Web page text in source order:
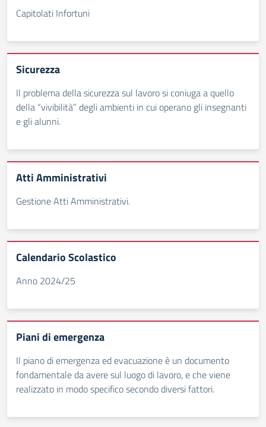
Capitolati Infortuni
Sicurezza
Il problema della sicurezza sul lavoro si coniuga a quello
della “vivibilità” degli ambienti in cui operano gli insegnanti
e gli alunni.
Atti Amministrativi
Gestione Atti Amministrativi.
Calendario Scolastico
Anno 2024/25
Piani di emergenza
Il piano di emergenza ed evacuazione è un documento
fondamentale da avere sul luogo di lavoro, e che viene
realizzato in modo specifico secondo diversi fattori.